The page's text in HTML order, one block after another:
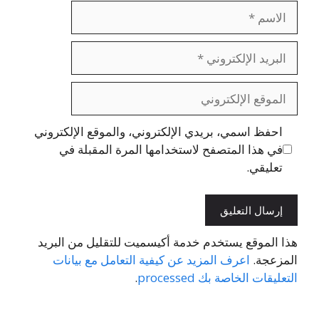
الاسم
البريد
الإلكتروني
الموقع
الإلكتروني
احفظ اسمي، بريدي الإلكتروني، والموقع الإلكتروني
في هذا المتصفح لاستخدامها المرة المقبلة في
تعليقي.
هذا الموقع يستخدم خدمة أكيسميت للتقليل من البريد
المزعجة. اعرف المزيد عن كيفية التعامل مع بيانات
التعليقات الخاصة بك processed
.